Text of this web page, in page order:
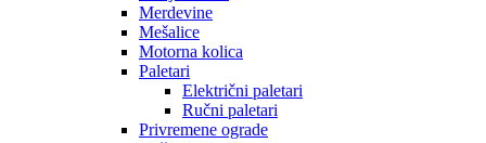
Merdevine
Mešalice
Motorna kolica
Paletari
Električni paletari
Ručni paletari
Privremene ograde